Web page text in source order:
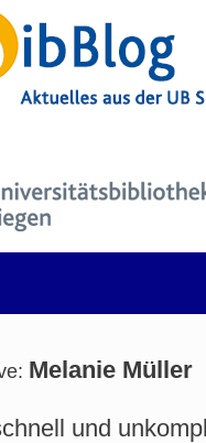
Melanie Müller
und